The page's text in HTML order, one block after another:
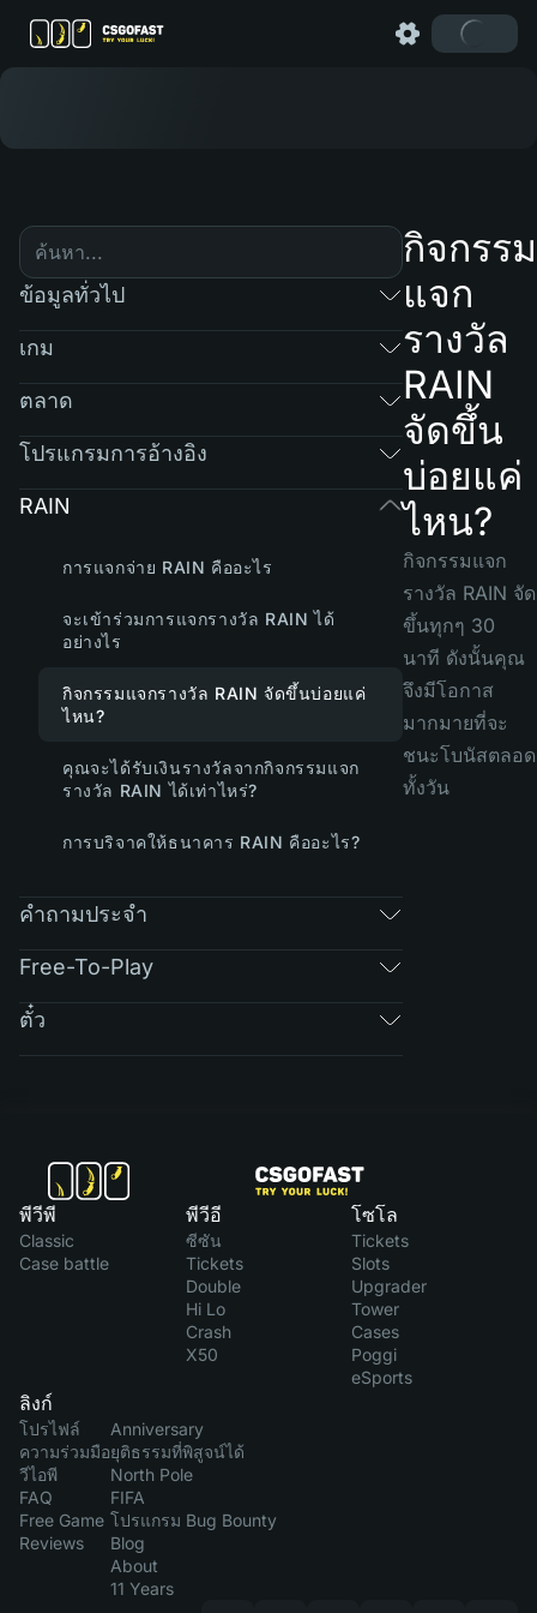
ข้อมูลทั่วไป
เกม
ตลาด
โปรแกรมการอ้างอิง
RAIN
การแจกจ่าย RAIN คืออะไร
จะเข้าร่วมการแจกรางวัล RAIN ได้
อย่างไร
กิจกรรมแจกรางวัล RAIN จัดขึ้นบ่อยแค่
ไหน?
คุณจะได้รับเงินรางวัลจากกิจกรรมแจก
รางวัล RAIN ได้เท่าไหร่?
การบริจาคให้ธนาคาร RAIN คืออะไร?
คำถามประจำ
Free-To-Play
ตั๋ว
กิจกรรม
แจก
รางวัล
RAIN
จัดขึ้น
บ่อยแค่
ไหน?
กิจกรรมแจก
รางวัล RAIN จัด
ขึ้นทุกๆ 30
นาที ดังนั้นคุณ
จึงมีโอกาส
มากมายที่จะ
ชนะโบนัสตลอด
ทั้งวัน
พีวีพี
Classic
Case battle
พีวีอี
ซีซัน
Tickets
Double
Hi Lo
Crash
X50
โซโล
Tickets
Slots
Upgrader
Tower
Cases
Poggi
eSports
ลิงก์
โปรไฟล์
ความร่วมมือ
วีไอพี
FAQ
Free Game
Reviews
Anniversary
ยุติธรรมที่พิสูจน์ได้
North Pole
FIFA
โปรแกรม Bug Bounty
Blog
About
11 Years